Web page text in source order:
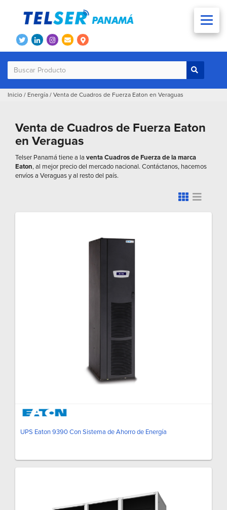
Inicio / Energía / Venta de Cuadros de Fuerza Eaton en Veraguas
Venta de Cuadros de Fuerza Eaton
en Veraguas
Telser Panamá tiene a la venta Cuadros de Fuerza de la marca
Eaton, al mejor precio del mercado nacional. Contáctanos, hacemos
envíos a Veraguas y al resto del país.
UPS Eaton 9390 Con Sistema de Ahorro de Energía